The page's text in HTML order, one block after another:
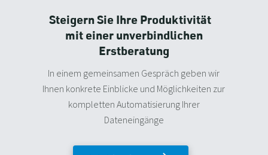
Steigern Sie Ihre Produktivität
mit einer unverbindlichen
Erstberatung
In einem gemeinsamen Gespräch geben wir
Ihnen konkrete Einblicke und Möglichkeiten zur
kompletten Automatisierung Ihrer
Dateneingänge